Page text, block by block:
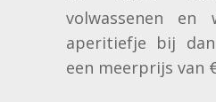
volwassenen
aperitiefje bij
een meerprijs van